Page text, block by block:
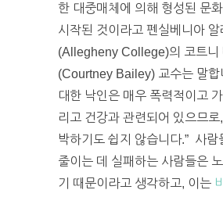
한 대중매체에 의해 형성된 문
시작된 것이라고 펜실베니아
(Allegheny College)의 코트니
(Courtney Bailey) 교수는 말합
대한 낙인은 매우 폭력적이고
리고 건강과 관련되어 있으므
박하기도 쉽지 않습니다.” 사람
줄이는 데 실패하는 사람들은
기 때문이라고 생각하고, 이는